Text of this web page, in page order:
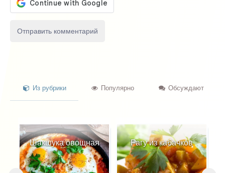
Из рубрики Популярно Обсуждают
Шакшука овощная Рагу из кабачков